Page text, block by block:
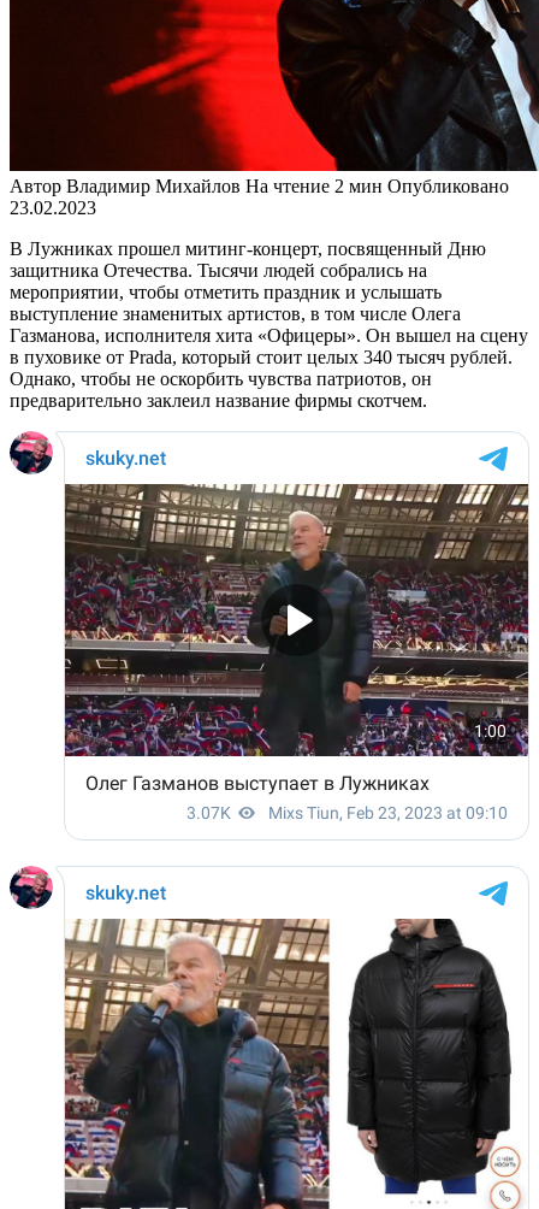
Автор Владимир Михайлов На чтение 2 мин Опубликовано
23.02.2023
В Лужниках прошел митинг-концерт, посвященный Дню
защитника Отечества. Тысячи людей собрались на
мероприятии, чтобы отметить праздник и услышать
выступление знаменитых артистов, в том числе Олега
Газманова, исполнителя хита «Офицеры». Он вышел на сцену
в пуховике от Prada, который стоит целых 340 тысяч рублей.
Однако, чтобы не оскорбить чувства патриотов, он
предварительно заклеил название фирмы скотчем.